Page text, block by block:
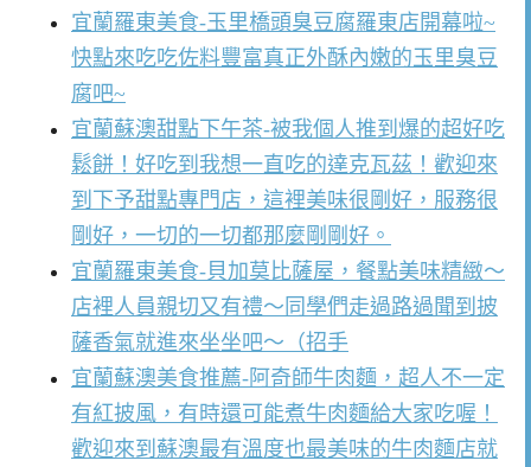
宜蘭羅東美食-玉里橋頭臭豆腐羅東店開幕啦~
快點來吃吃佐料豐富真正外酥內嫩的玉里臭豆
腐吧~
宜蘭蘇澳甜點下午茶-被我個人推到爆的超好吃
鬆餅！好吃到我想一直吃的達克瓦茲！歡迎來
到下予甜點專門店，這裡美味很剛好，服務很
剛好，一切的一切都那麼剛剛好。
宜蘭羅東美食-貝加莫比薩屋，餐點美味精緻～
店裡人員親切又有禮～同學們走過路過聞到披
薩香氣就進來坐坐吧～（招手
宜蘭蘇澳美食推薦-阿奇師牛肉麵，超人不一定
有紅披風，有時還可能煮牛肉麵給大家吃喔！
歡迎來到蘇澳最有溫度也最美味的牛肉麵店就